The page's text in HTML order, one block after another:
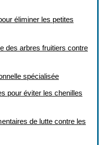
éliminer les petites
des arbres fruitiers contre
spécialisée
pour éviter les chenilles
de lutte contre les